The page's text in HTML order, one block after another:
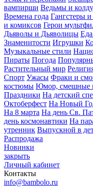
вампирши Ведьмы и
Времена года Гангстеры
и комиксов Герои
Дьяволы и Дьяволицы Еда
Знаменитости Игрушки
Музыкальные стили
Пираты Погода
Растительный мир
Спорт Ужасы Фраки и
костюмы Юмор, смешные
Праздники На детский
Октоберфест На Новый
На 8 марта На день Св.
день космонавтики На
утренник Выпускной в
Распродажа
Новинки
закрыть
Личный кабинет
Контакты
info@bambolo.ru